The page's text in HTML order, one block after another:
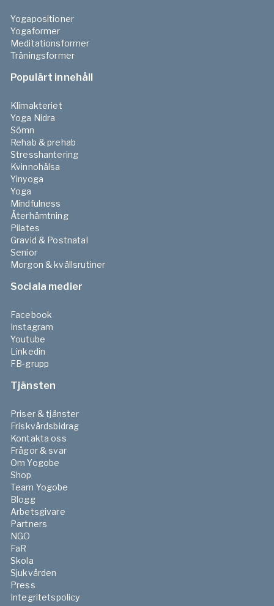
Yogapositioner
Yogaformer
Meditationsformer
Träningsformer
Populärt innehåll
Klimakteriet
Yoga Nidra
Sömn
Rehab & prehab
Stresshantering
Kvinnohälsa
Yinyoga
Yoga
Mindfulness
Återhämtning
Pilates
Gravid & Postnatal
Senior
Morgon & kvällsrutiner
Sociala medier
Facebook
Instagram
Youtube
Linkedin
FB-grupp
Tjänsten
Priser & tjänster
Friskvårdsbidrag
Kontakta oss
Frågor & svar
Om Yogobe
Shop
Team Yogobe
Blogg
Arbetsgivare
Partners
NGO
FaR
Skola
Sjukvården
Press
Integritetspolicy